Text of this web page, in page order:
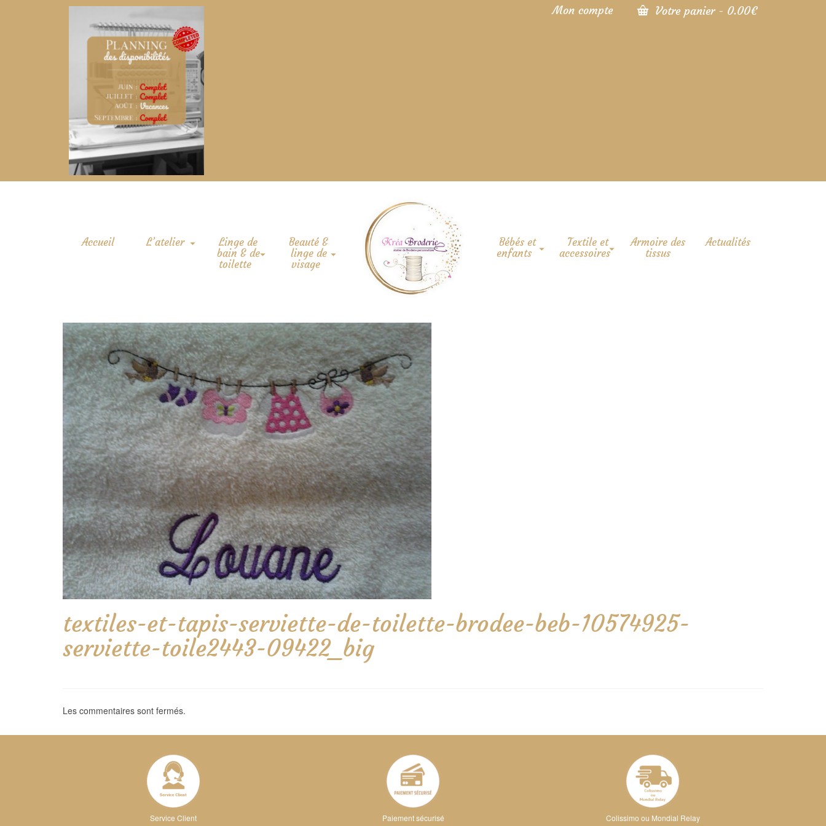
Mon compte Votre panier - 0.00€
Accueil L’atelier
Linge de
bain & de
toilette
Beauté &
linge de
visage
Bébés et
enfants
Textile et
accessoires
Armoire des
tissus
Actualités
textiles-et-tapis-serviette-de-toilette-brodee-beb-10574925-
serviette-toile2443-09422_big
Les commentaires sont fermés.
Service Client Paiement sécurisé Colissimo ou Mondial Relay